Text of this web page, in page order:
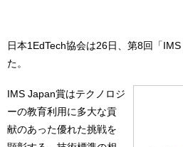
日本1EdTech協会は26日、第8回「
た。
IMS Japan賞はテクノロジ
ーの教育利用に多大な貢
献のあった優れた挑戦を